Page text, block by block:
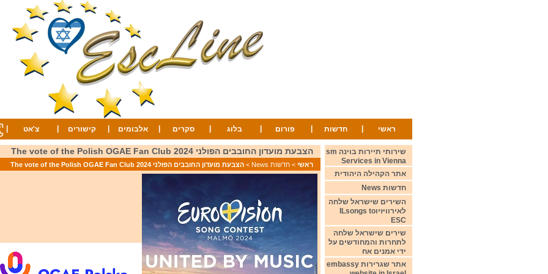
ראשי חדשות פורום בלוג סקרים אלבומים קישורים צ'אט
הצבעת מועדון החובבים הפולני 2024 The vote of the Polish OGAE Fan Club
ראשי > חדשות News > הצבעת מועדון החובבים הפולני 2024 The vote of the Polish OGAE Fan Club
שירותי תיירות בוינה sm
Services in Vienna
אתר הקהילה היהודית
חדשות News
השירים שישראל שלחה
לאירוויזיוILsongs to
ESC
שירים שישראל שלחה
לתחרות והמחודשים על
ידי אמנים אח
אתר שגרירות embassy